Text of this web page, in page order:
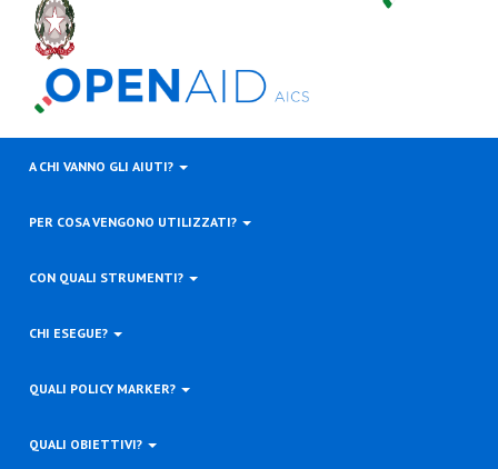
A CHI VANNO GLI AIUTI?
PER COSA VENGONO UTILIZZATI?
CON QUALI STRUMENTI?
CHI ESEGUE?
QUALI POLICY MARKER?
QUALI OBIETTIVI?